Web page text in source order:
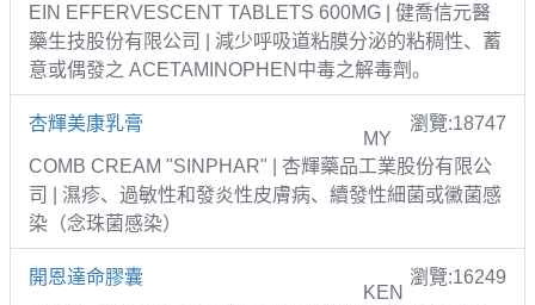
EIN EFFERVESCENT TABLETS 600MG | 健喬信元醫
藥生技股份有限公司 | 減少呼吸道粘膜分泌的粘稠性、蓄
意或偶發之 ACETAMINOPHEN中毒之解毒劑。
杏輝美康乳膏 瀏覽:18747
MY
COMB CREAM "SINPHAR" | 杏輝藥品工業股份有限公
司 | 濕疹、過敏性和發炎性皮膚病、續發性細菌或黴菌感
染（念珠菌感染）
開恩達命膠囊 瀏覽:16249
KEN